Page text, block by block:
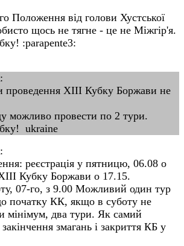
Положення від голови Хустської
щось не тягне - це не Міжгір'я.
:parapente3:
:
проведення ХІІІ Кубку Боржави не
можливо провести по 2 тури.
ukraine
:
реєстрація у пятницю, 06.08 о
Кубку Боржави о 17.15.
07-го, з 9.00 Можливий один тур
початку КК, якщо в суботу не
мінімум, два тури. Як самий
змагань і закриття КБ у